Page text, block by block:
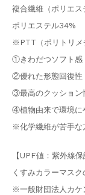
複合繊維（ポリエ
ポリエステル34%
※PTT（ポリトリメ
①きわだつソフト感
②優れた形態回復性
③最高のクッション
④植物由来で環境に
※化学繊維が苦手な
【UPF値：紫外線保
くすみカラーマス
※一般財団法人カケ